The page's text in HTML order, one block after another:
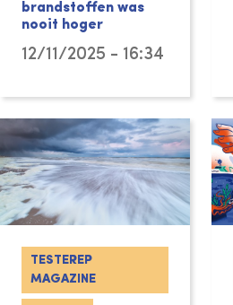
brandstoffen was
nooit hoger
12/11/2025 - 16:34
TESTEREP
MAGAZINE